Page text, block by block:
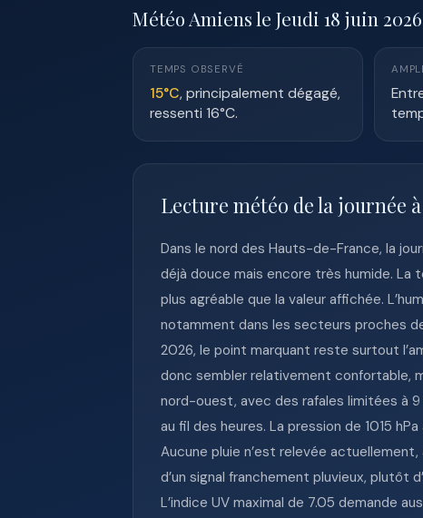
Météo Amiens le Jeudi 18 juin
TEMPS OBSERVÉ
15°C, principalement dégagé,
ressenti 16°C.
Lecture météo de la journée
Dans le nord des Hauts-de-France, la
déjà douce mais encore très humide. La
plus agréable que la valeur affichée.
notamment dans les secteurs proches
2026, le point marquant reste surtout
donc sembler relativement confortable,
nord-ouest, avec des rafales limitées à 9
au fil des heures. La pression de 1015
Aucune pluie n’est relevée
d’un signal franchement pluvieux, plutôt
L’indice UV maximal de 7.05 demande